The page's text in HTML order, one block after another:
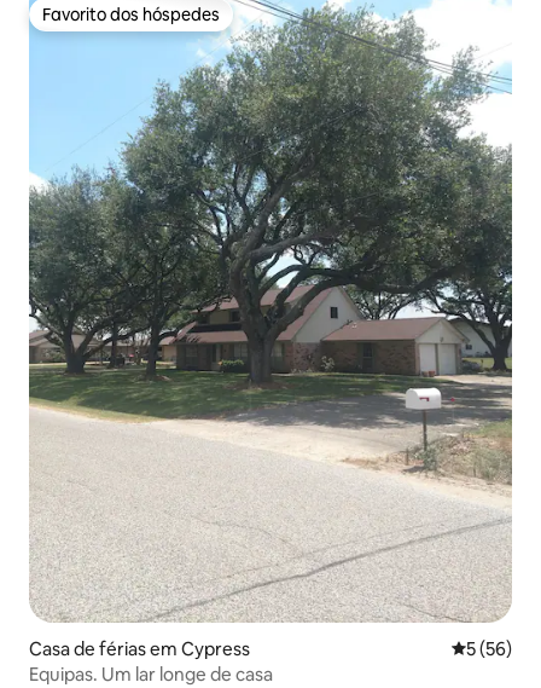
Favorito dos hóspedes
Favorito dos hóspedes
Casa de férias em Cypress
5 (56)
Equipas. Um lar longe de casa